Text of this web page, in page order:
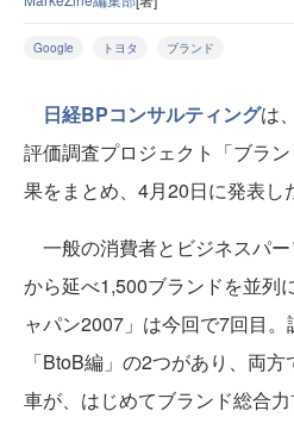
Google トヨタ ブランド
日経BPコンサルティングは
評価調査プロジェクト「ブラ
果をまとめ、4月20日に発表し
一般の消費者とビジネスパ
から延べ1,500ブランドを並列
ャパン2007」は今回で7回目
「BtoB編」の2つがあり、両
車が、はじめてブランド総合力